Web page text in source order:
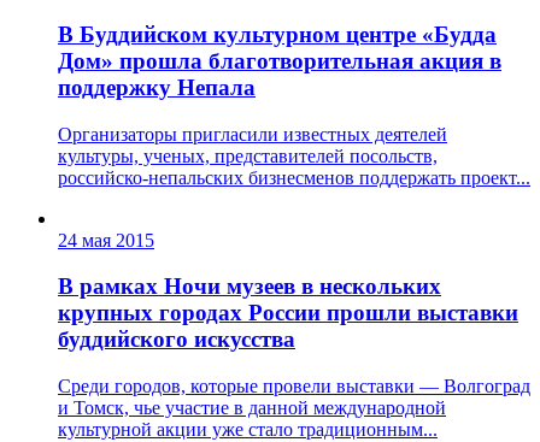
В Буддийском культурном центре «Будда
Дом» прошла благотворительная акция в
поддержку Непала
Организаторы пригласили известных деятелей
культуры, ученых, представителей посольств,
российско-непальских бизнесменов поддержать проект...
24 мая 2015
В рамках Ночи музеев в нескольких
крупных городах России прошли выставки
буддийского искусства
Среди городов, которые провели выставки — Волгоград
и Томск, чье участие в данной международной
культурной акции уже стало традиционным...